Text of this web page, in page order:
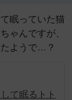
眠っていた猫
ゃんですが、
ようで…？
て眠るトト